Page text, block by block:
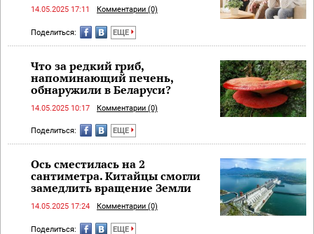
14.05.2025 17:11 Комментарии (0)
Поделиться: ЕЩЕ
Что за редкий гриб,
напоминающий печень,
обнаружили в Беларуси?
14.05.2025 10:17 Комментарии (0)
Поделиться: ЕЩЕ
Ось сместилась на 2
сантиметра. Китайцы смогли
замедлить вращение Земли
14.05.2025 17:24 Комментарии (0)
Поделиться: ЕЩЕ